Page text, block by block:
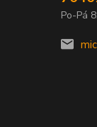
Po-Pá